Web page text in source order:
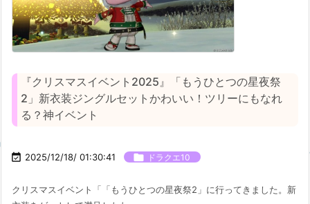
『クリスマスイベント2025』「もうひとつの星夜祭
2」新衣装ジングルセットかわいい！ツリーにもなれ
る？神イベント
 2025/12/18/ 01:30:41  ドラクエ10
クリスマスイベント「「もうひとつの星夜祭2」に行ってきました。新